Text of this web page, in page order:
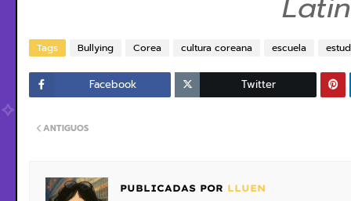
Tags Bullying Corea cultura coreana escuela
Facebook Twitter
ANTIGUOS
PUBLICADAS POR LLUEN